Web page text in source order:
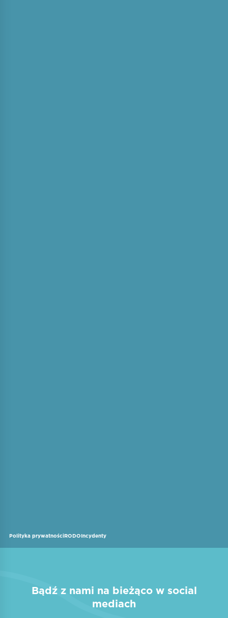
Polityka prywatnościRODOIncydenty
Bądź z nami na bieżąco w social
mediach